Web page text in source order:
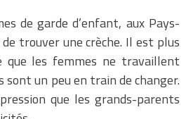
de garde d’enfant, aux Pays-
trouver une crèche. Il est plus
que les femmes ne travaillent
sont un peu en train de changer.
que les grands-parents